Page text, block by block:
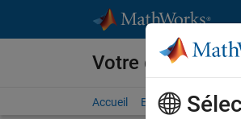
Votre carrière
Accueil Explorer nos